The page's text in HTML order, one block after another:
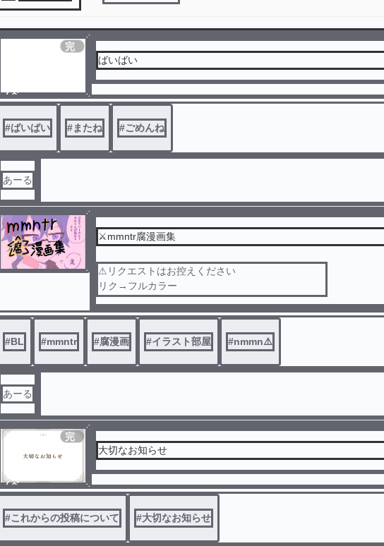
ノベ
ル
完
ばいばい
#ばいばい #またね #ごめんね
あーる
⚔️mmntr腐漫画集
⚠︎リクエストはお控えください
リク→フルカラー
notリク→雑塗り
無断転載等は本当に辞めてください。お願いします
#BL #mmntr #腐漫画 #イラスト部屋 #nmmn⚠️
あーる
ノベ
ル
完
大切なお知らせ
#これからの投稿について #大切なお知らせ